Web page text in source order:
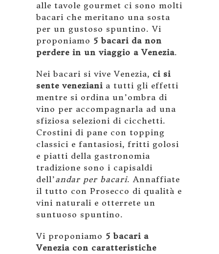
alle tavole gourmet ci sono molti
bacari che meritano una sosta
per un gustoso spuntino. Vi
proponiamo 5 bacari da non
perdere in un viaggio a Venezia.
Nei bacari si vive Venezia, ci si
sente veneziani a tutti gli effetti
mentre si ordina un’ombra di
vino per accompagnarla ad una
sfiziosa selezioni di cicchetti.
Crostini di pane con topping
classici e fantasiosi, fritti golosi
e piatti della gastronomia
tradizione sono i capisaldi
dell’andar per bacari. Annaffiate
il tutto con Prosecco di qualità e
vini naturali e otterrete un
suntuoso spuntino.
Vi proponiamo 5 bacari a
Venezia con caratteristiche